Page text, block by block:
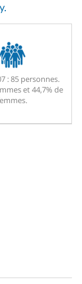
:85 personnes.
et 44,7% de